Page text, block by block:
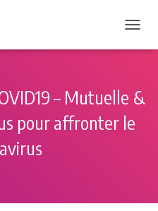
– Mutuelle &
pour affronter le